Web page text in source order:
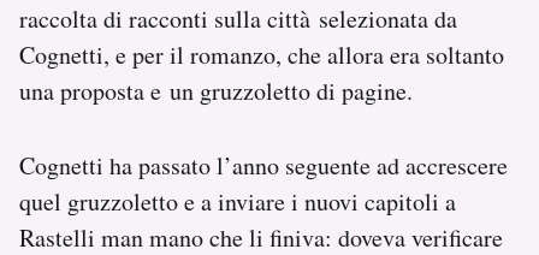
raccolta di racconti sulla città selezionata da
Cognetti, e per il romanzo, che allora era soltanto
una proposta e un gruzzoletto di pagine.
Cognetti ha passato l’anno seguente ad accrescere
quel gruzzoletto e a inviare i nuovi capitoli a
Rastelli man mano che li finiva: doveva verificare